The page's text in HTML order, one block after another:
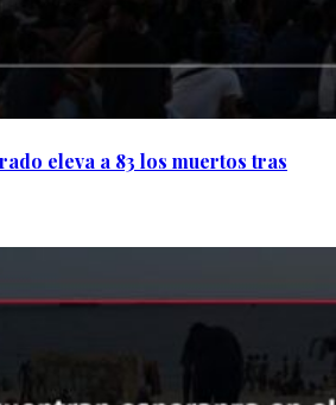
eleva a 83 los muertos tras